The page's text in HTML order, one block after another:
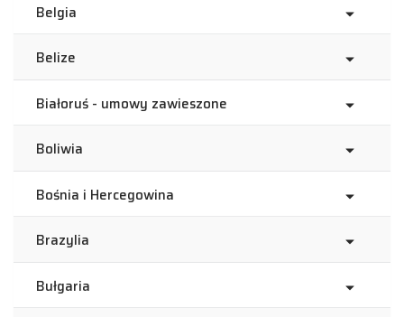
Belgia
Belize
Białoruś - umowy zawieszone
Boliwia
Bośnia i Hercegowina
Brazylia
Bułgaria